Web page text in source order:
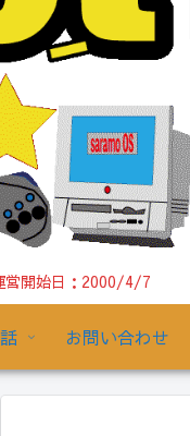
営開始日：2000/4/7
お問い合わせ